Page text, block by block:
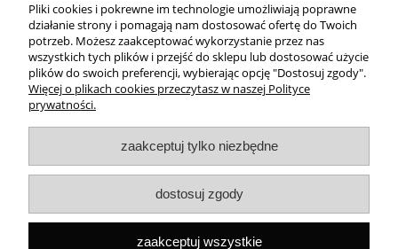
Dostawa
Moje konto
O firmie
Rekomendowane strony
Pliki cookies i pokrewne im technologie umożliwiają poprawne
działanie strony i pomagają nam dostosować ofertę do Twoich
potrzeb. Możesz zaakceptować wykorzystanie przez nas
wszystkich tych plików i przejść do sklepu lub dostosować użycie
plików do swoich preferencji, wybierając opcję "Dostosuj zgody".
Więcej o plikach cookies przeczytasz w naszej Polityce
prywatności.
zaakceptuj tylko niezbędne
dostosuj zgody
zaakceptuj wszystkie